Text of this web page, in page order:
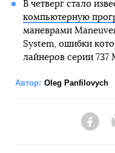
В четверг стало
компьютерную
маневрами
System, ошибки
лайнеров серии 737
Автор: Oleg Panfilovych